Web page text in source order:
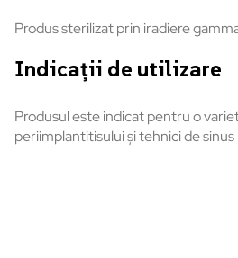
Produs sterilizat prin iradiere
Indicații de utilizare
Produsul este indicat pentru o
periimplantitisului și tehnici de sinus